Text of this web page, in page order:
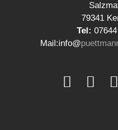
S
79341
Tel: 07
Mail:info@